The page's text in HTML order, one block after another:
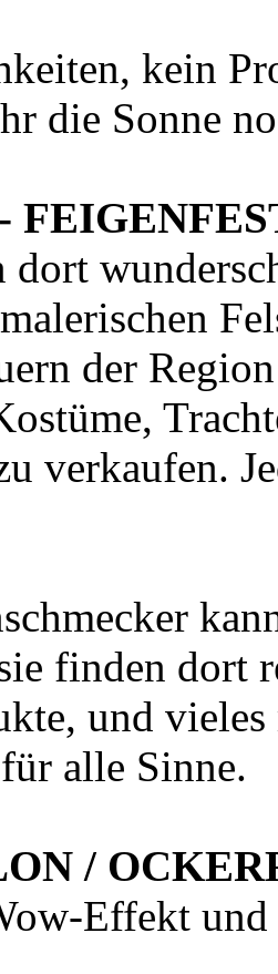
kein
die Sonne
dort
der
verkaufen.
finden dort
und vieles
alle Sinne.
/
Effekt